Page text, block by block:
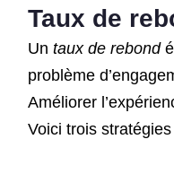
Taux de
Un taux de rebond
problème
Améliorer
Voici trois